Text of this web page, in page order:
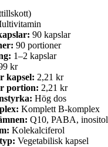
90 kapslar
90 portioner
1–2 kapslar
kr
kapsel: 2,21 kr
portion: 2,21 kr
Hög dos
Komplett B-komplex
Q10, PABA, inositol
Kolekalciferol
Vegetabilisk kapsel